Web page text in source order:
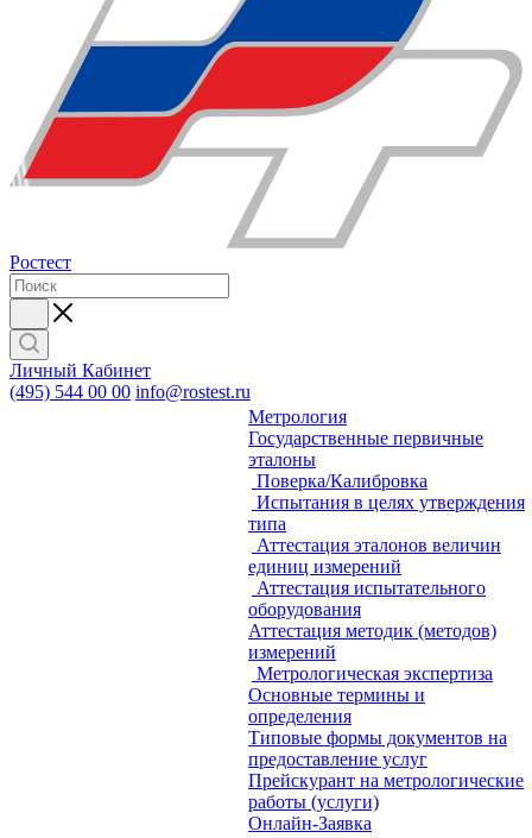
Ростест
Личный Кабинет
(495) 544 00 00 info@rostest.ru
Метрология
Государственные первичные
эталоны
Поверка/Калибровка
Испытания в целях утверждения
типа
Аттестация эталонов величин
единиц измерений
Аттестация испытательного
оборудования
Аттестация методик (методов)
измерений
Метрологическая экспертиза
Основные термины и
определения
Типовые формы документов на
предоставление услуг
Прейскурант на метрологические
работы (услуги)
Онлайн-Заявка